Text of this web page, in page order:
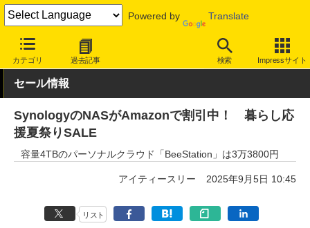
Powered by Translate
カテゴリ 過去記事 検索 Impressサイト
INTERNET Watch セール情報
セール情報
SynologyのNASがAmazonで割引中！ 暮らし応
援夏祭りSALE
容量4TBのパーソナルクラウド「BeeStation」は3万3800円
アイティースリー 2025年9月5日 10:45
リスト